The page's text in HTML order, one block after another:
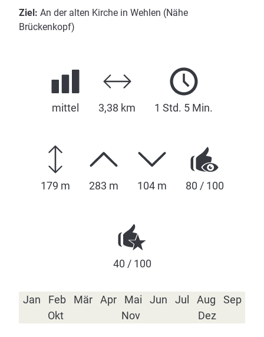
Ziel: An der alten Kirche in Wehlen (Nähe
Brückenkopf)
mittel 3,38 km 1 Std. 5 Min.
179 m 283 m 104 m 80 / 100
40 / 100
Jan Feb Mär Apr Mai Jun Jul Aug
Sep
Okt
Nov Dez